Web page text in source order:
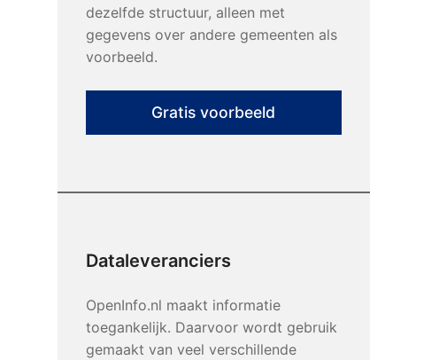
dezelfde structuur, alleen met
gegevens over andere gemeenten als
voorbeeld.
Gratis voorbeeld
Dataleveranciers
OpenInfo.nl maakt informatie
toegankelijk. Daarvoor wordt gebruik
gemaakt van veel verschillende